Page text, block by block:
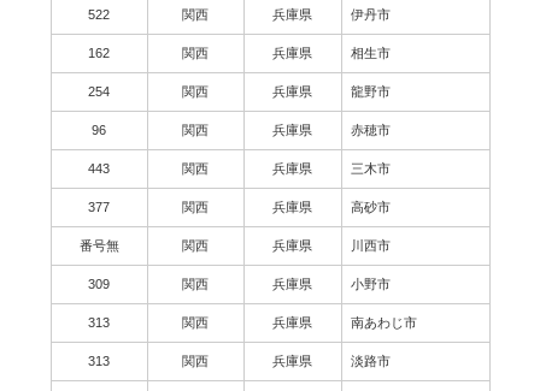
522 関西 兵庫県 伊丹市
162 関西 兵庫県 相生市
254 関西 兵庫県 龍野市
96 関西 兵庫県 赤穂市
443 関西 兵庫県 三木市
377 関西 兵庫県 高砂市
番号無 関西 兵庫県 川西市
309 関西 兵庫県 小野市
313 関西 兵庫県 南あわじ市
313 関西 兵庫県 淡路市